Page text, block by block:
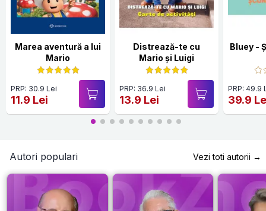
Marea aventură a lui
Mario
PRP: 30.9 Lei
11.9 Lei
Distrează-te cu
Mario și Luigi
PRP: 36.9 Lei
13.9 Lei
Bluey -
PRP: 49.9
39.9
Autori populari Vezi toti autorii →